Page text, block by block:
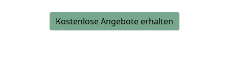
Kostenlose Angebote erhalten